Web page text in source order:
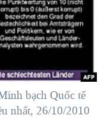
THẮNG CUỘC'
bạch Quốc tế
nhất, 26/10/2010